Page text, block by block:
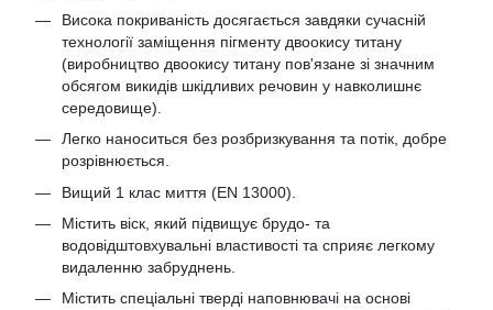
Висока покриваність досягається завдяки сучасній
технології заміщення пігменту двоокису титану
(виробництво двоокису титану пов'язане зі значним
обсягом викидів шкідливих речовин у навколишнє
середовище).
Легко наноситься без розбризкування та потік, добре
розрівнюється.
Вищий 1 клас миття (EN 13000).
Містить віск, який підвищує брудо- та
водовідштовхувальні властивості та сприяє легкому
видаленню забруднень.
Містить спеціальні тверді наповнювачі на основі